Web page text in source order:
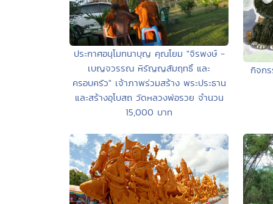
ประกาศอนุโมทนาบุญ คุณโยม "จิรพงษ์ -
เบญจวรรณ หิรัญญสัมฤทธิ์ และ
ครอบครัว" เจ้าภาพร่วมสร้าง พระประธาน
และสร้างอุโบสถ วัดหลวงพ่อรวย จำนวน
15,000 บาท
กิจก